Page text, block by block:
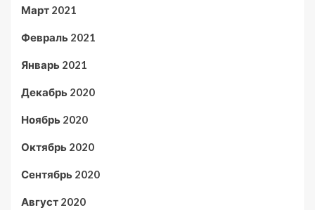
Март 2021
Февраль 2021
Январь 2021
Декабрь 2020
Ноябрь 2020
Октябрь 2020
Сентябрь 2020
Август 2020